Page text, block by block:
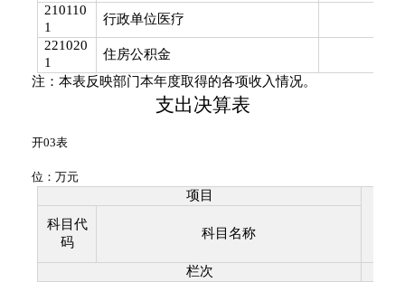
210110
1
行政单位医疗
221020
1
住房公积金
注：本表反映部门本年度取得的各项收入情况。
支出决算表
开03表
位：万元
项目
科目代
码
科目名称
栏次